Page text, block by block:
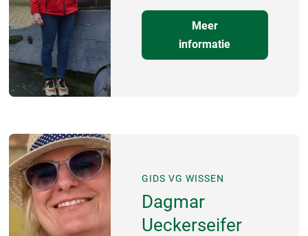
Meer
informatie
GIDS VG WISSEN
Dagmar
Ueckerseifer